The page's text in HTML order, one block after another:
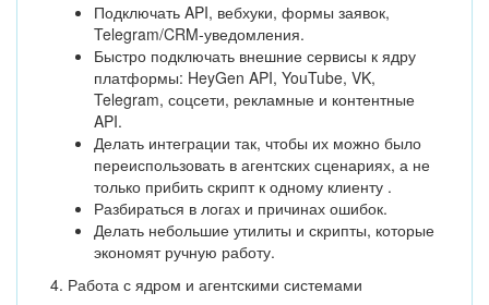
Подключать API, вебхуки, формы заявок,
Telegram/CRM-уведомления.
Быстро подключать внешние сервисы к ядру
платформы: HeyGen API, YouTube, VK,
Telegram, соцсети, рекламные и контентные
API.
Делать интеграции так, чтобы их можно было
переиспользовать в агентских сценариях, а не
только прибить скрипт к одному клиенту .
Разбираться в логах и причинах ошибок.
Делать небольшие утилиты и скрипты, которые
экономят ручную работу.
4. Работа с ядром и агентскими системами